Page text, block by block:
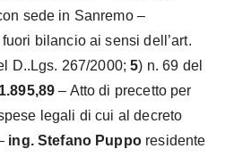
sede in Sanremo –
bilancio ai sensi dell’art.
D..Lgs. 267/2000;5) n. 69 del
– Attodi precetto per
legali di cui al decreto
ing. Stefano Pupporesidente